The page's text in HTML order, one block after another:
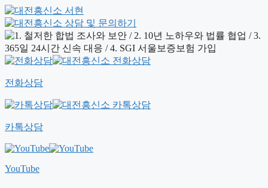
전화상담
카톡상담
YouTube